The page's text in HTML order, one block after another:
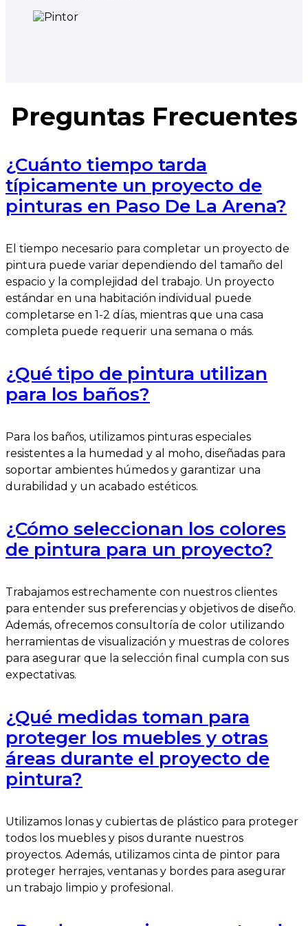
Preguntas Frecuentes
¿Cuánto tiempo tarda
típicamente un proyecto de
pinturas en Paso De La Arena?
El tiempo necesario para completar un proyecto de
pintura puede variar dependiendo del tamaño del
espacio y la complejidad del trabajo. Un proyecto
estándar en una habitación individual puede
completarse en 1-2 días, mientras que una casa
completa puede requerir una semana o más.
¿Qué tipo de pintura utilizan
para los baños?
Para los baños, utilizamos pinturas especiales
resistentes a la humedad y al moho, diseñadas para
soportar ambientes húmedos y garantizar una
durabilidad y un acabado estéticos.
¿Cómo seleccionan los colores
de pintura para un proyecto?
Trabajamos estrechamente con nuestros clientes
para entender sus preferencias y objetivos de diseño.
Además, ofrecemos consultoría de color utilizando
herramientas de visualización y muestras de colores
para asegurar que la selección final cumpla con sus
expectativas.
¿Qué medidas toman para
proteger los muebles y otras
áreas durante el proyecto de
pintura?
Utilizamos lonas y cubiertas de plástico para proteger
todos los muebles y pisos durante nuestros
proyectos. Además, utilizamos cinta de pintor para
proteger herrajes, ventanas y bordes para asegurar
un trabajo limpio y profesional.